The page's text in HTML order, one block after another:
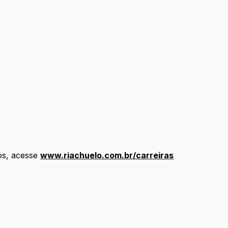
acessewww.riachuelo.com.br/carreiras